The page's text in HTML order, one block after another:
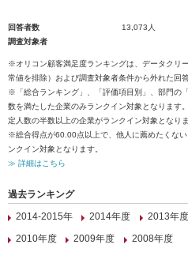
回答者数
13,073人
調査対象者
※オリコン顧客満足度ランキングは、データクリ
常値を排除）および調査対象者条件から外れた回
※「総合ランキング」、「評価項目別」、部門の
数を満たした企業のみランクイン対象となります
定人数の半数以上の企業がランクイン対象となりま
※総合得点が60.00点以上で、他人に薦めたくな
ンクイン対象となります。
≫ 詳細はこちら
過去ランキング
2014-2015年
2014年度 2013年度
2010年度
2009年度 2008年度